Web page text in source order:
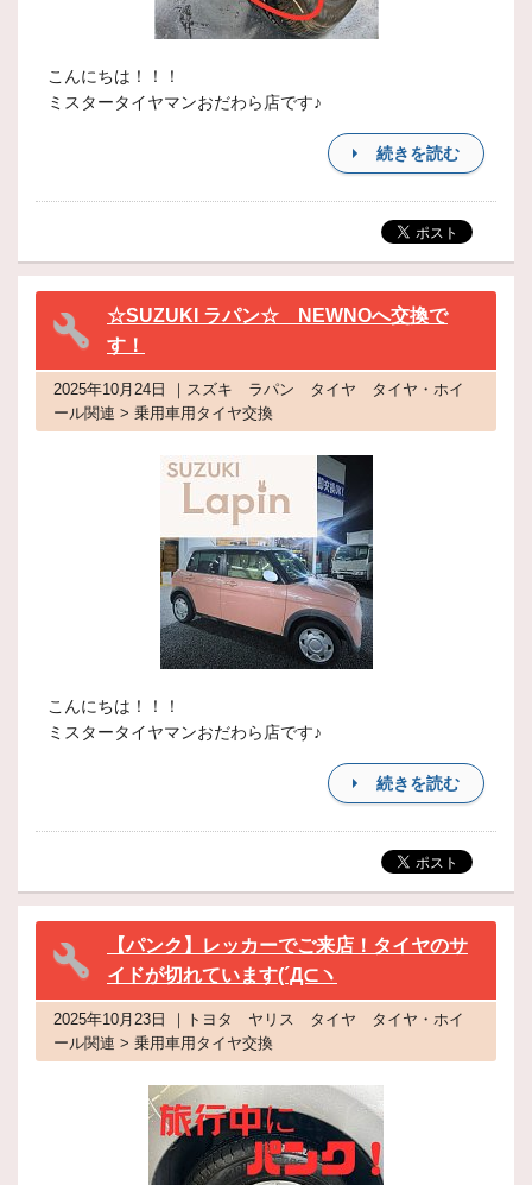
こんにちは！！！
ミスタータイヤマンおだわら店です♪
続きを読む
☆SUZUKI ラパン☆ NEWNOへ交換で
す！
2025年10月24日 ｜スズキ ラパン タイヤ タイヤ・ホイ
ール関連 > 乗用車用タイヤ交換
こんにちは！！！
ミスタータイヤマンおだわら店です♪
続きを読む
【パンク】レッカーでご来店！タイヤのサ
イドが切れています(´Д⊂ヽ
2025年10月23日 ｜トヨタ ヤリス タイヤ タイヤ・ホイ
ール関連 > 乗用車用タイヤ交換